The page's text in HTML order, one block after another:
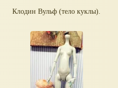
Клодин Вульф (тело куклы).